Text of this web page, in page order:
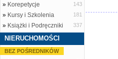
» Korepetycje 143
» Kursy i Szkolenia 181
» Książki i Podręczniki 337
NIERUCHOMOŚCI
BEZ POŚREDNIKÓW